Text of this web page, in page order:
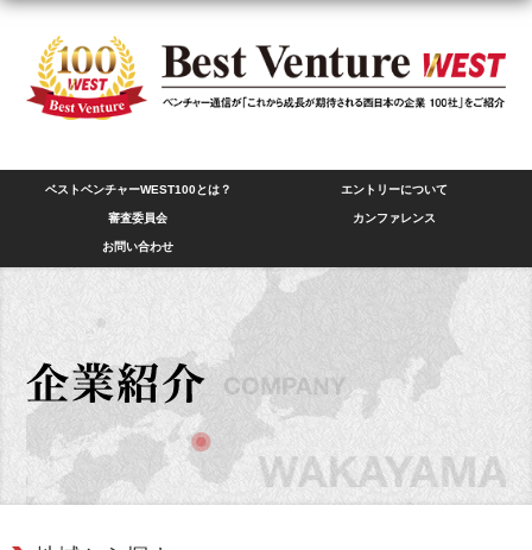
ベストベンチャーWEST100とは？ エントリーについて
審査委員会 カンファレンス
お問い合わせ